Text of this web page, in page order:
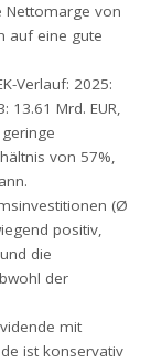
Nettomarge von
auf eine gute
Verlauf: 2025:
13.61 Mrd. EUR,
von 57%,
(Ø
positiv,
die
der
mit
ist konservativ